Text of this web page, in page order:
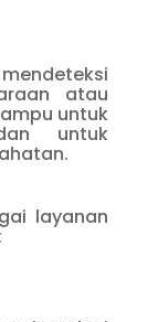
atau
untuk
untuk
layanan